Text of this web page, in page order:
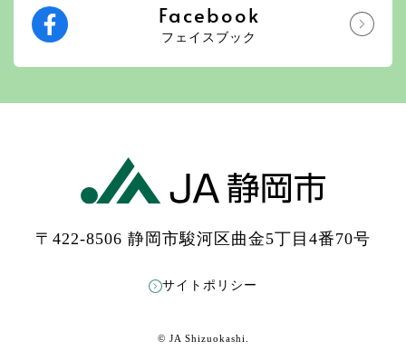
Facebook
フェイスブック
〒422-8506 静岡市駿河区曲金5丁目4番70号
サイトポリシー
© JA Shizuokashi.